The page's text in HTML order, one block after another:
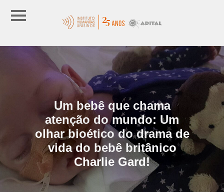
Um bebê que chama
atenção do mundo: Um
olhar bioético do drama de
vida do bebê britânico
Charlie Gard!